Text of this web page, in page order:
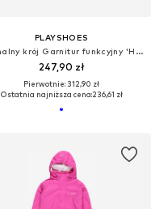
PLAYSHOES
Normalny krój Garnitur funkcyjny 'Hai'
247,90 zł
Pierwotnie: 312,90 zł
Ostatnia najniższa cena:236,61 zł